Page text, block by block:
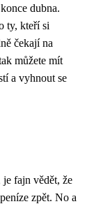
dubna.
ty, kteří si
čekají na
můžete mít
a vyhnout se
fajn vědět, že
zpět. No a